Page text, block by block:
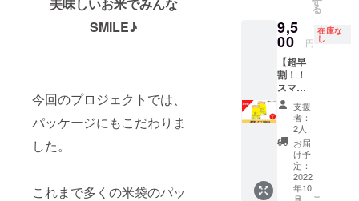
美味しいお米でみんな
SMILE♪
今回のプロジェクトでは、
パッケージにもこだわりま
した。
これまで多くの米袋のパッ
精米時
期：適
宜 （発
送する
前日ま
たは当
日） 販
売者：
福田農
園 栃木
県宇都
宮市新
里町乙
293番地
シヒカ
リ
年
産：
2021年
産 内容
量：20
㎏ 精米
時期：
適宜
（発送
する前
日また
テッ
カー
《ス
テッ
カー》
・サイ
ズ：
6cm×1
2cm ・
デザイ
ンは現
在準備
中で
す。 ※2
届けす
るもの
１）ス
マイル
米 5kg
（コシ
ヒカ
リ）：
栃木県
産(単一
原料米)
２）発
起人 福
田幸恵
多めに
削った
白いお
米で
す。 無
洗米：
とがず
に軽く
水洗い
する程
度で
OK！ お
届けす
るもの
精米の
状態を
標準・
上白・
無洗米
の3種類
からお
選びい
ただけ
ます。
標準：
ヌカを
取り除
いた一
け！！
思わず
笑顔に
なっ
ちゃう
ような
美味し
いお米
で、毎
日の食
事に
ハッ
ピース
マイル
る
9,5
00 円
在庫な
し
【超早
割！！
スマイ
ル米
20kg
（コシ
ヒカ
リ）】
1000円
お得！
育ち盛
支援
者：
2人
お届
け予
定：
2022
年10
月